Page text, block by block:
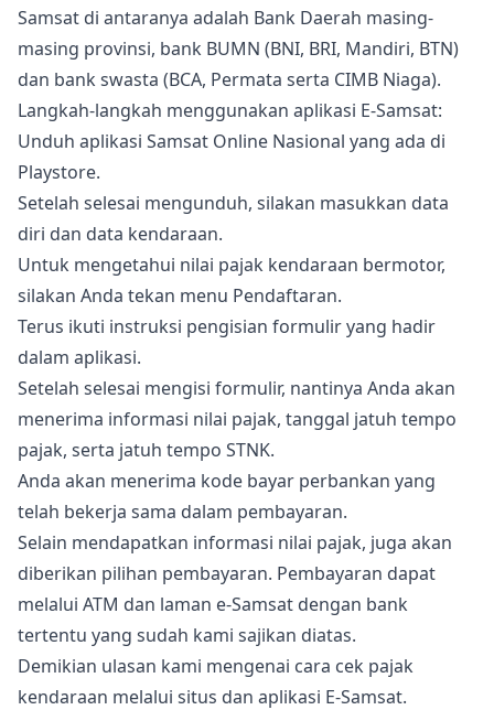
Samsat di antaranya adalah Bank Daerah masing-
masing provinsi, bank BUMN (BNI, BRI, Mandiri, BTN)
dan bank swasta (BCA, Permata serta CIMB Niaga).
Langkah-langkah menggunakan aplikasi E-Samsat:
Unduh aplikasi Samsat Online Nasional yang ada di
Playstore.
Setelah selesai mengunduh, silakan masukkan data
diri dan data kendaraan.
Untuk mengetahui nilai pajak kendaraan bermotor,
silakan Anda tekan menu Pendaftaran.
Terus ikuti instruksi pengisian formulir yang hadir
dalam aplikasi.
Setelah selesai mengisi formulir, nantinya Anda akan
menerima informasi nilai pajak, tanggal jatuh tempo
pajak, serta jatuh tempo STNK.
Anda akan menerima kode bayar perbankan yang
telah bekerja sama dalam pembayaran.
Selain mendapatkan informasi nilai pajak, juga akan
diberikan pilihan pembayaran. Pembayaran dapat
melalui ATM dan laman e-Samsat dengan bank
tertentu yang sudah kami sajikan diatas.
Demikian ulasan kami mengenai cara cek pajak
kendaraan melalui situs dan aplikasi E-Samsat.